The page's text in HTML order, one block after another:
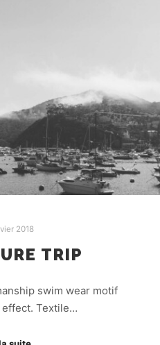
2018
TRIP
swim wear motif
Textile…